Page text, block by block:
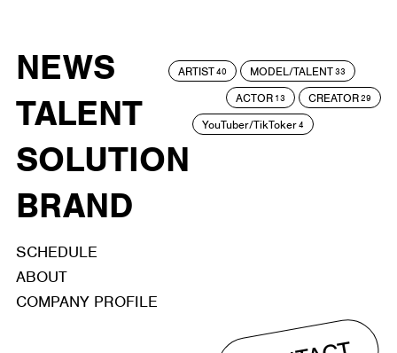
NEWS
TALENT
SOLUTION
BRAND
ARTIST40 MODEL/TALENT33
ACTOR 13 CREATOR29
YouTuber/TikToker4
SCHEDULE
ABOUT
COMPANY PROFILE